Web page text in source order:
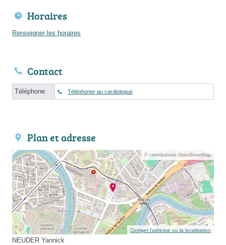
Horaires
Renseigner les horaires
Contact
Téléphone Téléphoner au cardiologue
Plan et adresse
© contributeurs OpenStreetMap
Corriger l’adresse ou la localisation
NEUDER Yannick